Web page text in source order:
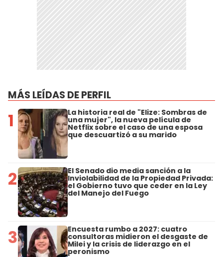
MÁS LEÍDAS DE PERFIL
1 La historia real de "Elize: Sombras de
una mujer", la nueva película de
Netflix sobre el caso de una esposa
que descuartizó a su marido
2 El Senado dio media sanción a la
Inviolabilidad de la Propiedad Privada:
el Gobierno tuvo que ceder en la Ley
del Manejo del Fuego
3 Encuesta rumbo a 2027: cuatro
consultoras midieron el desgaste de
Milei y la crisis de liderazgo en el
peronismo